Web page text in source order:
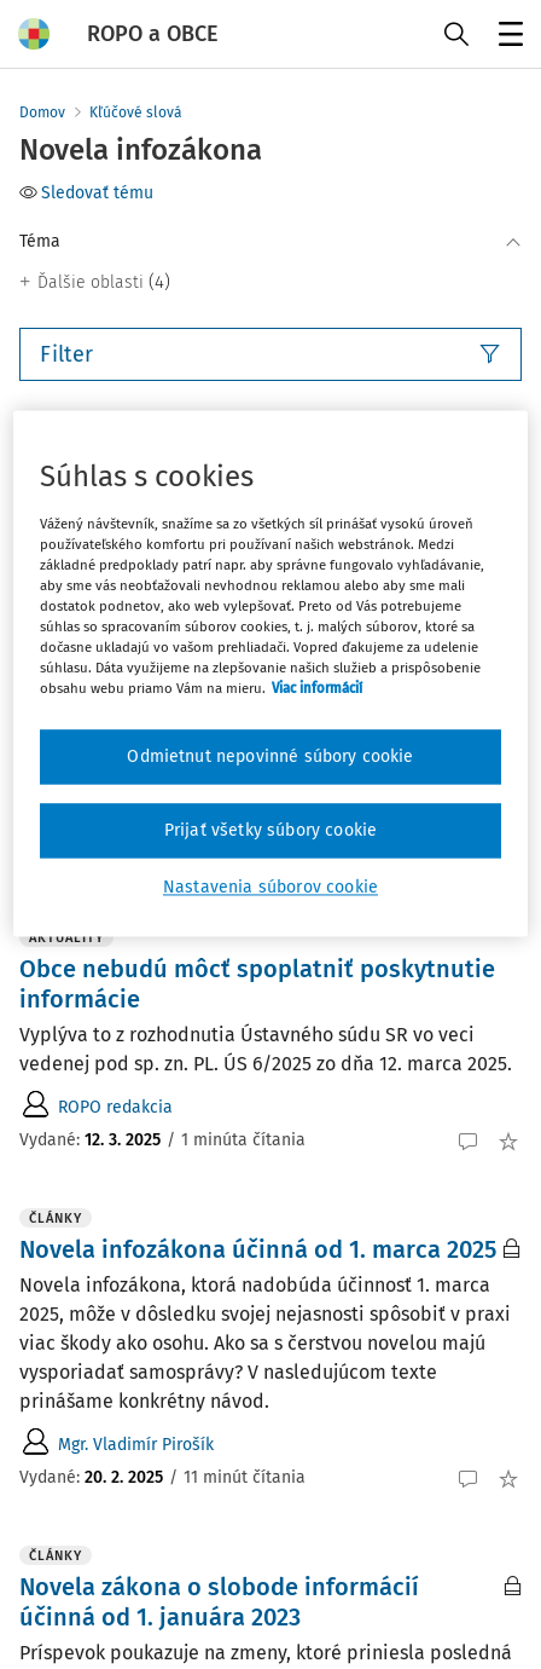
ROPO a OBCE
Domov Kľúčové slová
Novela infozákona
Sledovať tému
Téma
Ďalšie oblasti (4)
Filter
Zoradiť podľa:
ČLÁNKY
Spoplatňovanie informácií podľa
infozákona
V poslednom období rozvíril hladinu verejnej mienky
nález Ústavného súdu z 5. decembra 2025, ktorý sa týka
úhrad nákladov za poskytnuté informácie. Problematika
spoplatňovania informácií zasielaných žiadateľom podľa
infozákona je však komplexnejšia a ...
Mgr. Vladimír Pirošík
Vydané:25. 2. 2026 / 8 minút čítania
AKTUALITY
Obce nebudú môcť spoplatniť poskytnutie
informácie
Vyplýva to z rozhodnutia Ústavného súdu SR vo veci
vedenej pod sp. zn. PL. ÚS 6/2025 zo dňa 12. marca 2025.
ROPO redakcia
Vydané: 12. 3. 2025 / 1 minúta čítania
ČLÁNKY
Novela infozákona účinná od 1. marca 2025
Novela infozákona, ktorá nadobúda účinnosť 1. marca
2025, môže v dôsledku svojej nejasnosti spôsobiť v praxi
viac škody ako osohu. Ako sa s čerstvou novelou majú
vysporiadať samosprávy? V nasledujúcom texte
prinášame konkrétny návod.
Mgr. Vladimír Pirošík
Vydané: 20. 2. 2025 / 11 minút čítania
ČLÁNKY
Novela zákona o slobode informácií
účinná od 1. januára 2023
Príspevok poukazuje na zmeny, ktoré priniesla posledná
Súhlas s cookies
Vážený návštevník, snažíme sa zo všetkých síl prinášať vysokú úroveň
používateľského komfortu pri používaní našich webstránok. Medzi
základné predpoklady patrí napr. aby správne fungovalo vyhľadávanie,
aby sme vás neobťažovali nevhodnou reklamou alebo aby sme mali
dostatok podnetov, ako web vylepšovať. Preto od Vás potrebujeme
súhlas so spracovaním súborov cookies, t. j. malých súborov, ktoré sa
dočasne ukladajú vo vašom prehliadači. Vopred ďakujeme za udelenie
súhlasu. Dáta využijeme na zlepšovanie našich služieb a prispôsobenie
obsahu webu priamo Vám na mieru. Viac informácií
Nastavenia súborov cookie
Odmietnut nepovinné súbory cookie
Prijať všetky súbory cookie